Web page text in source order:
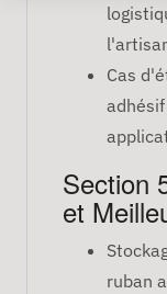
Cas
Section
et
ruban